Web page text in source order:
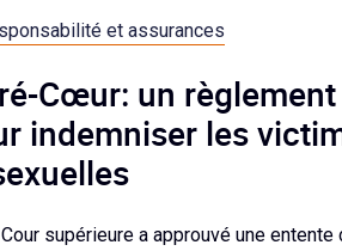
et assurances
Cœur: un
indemniser les
supérieure a approuvé une